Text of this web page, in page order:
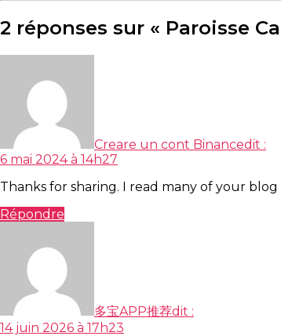
2 réponses sur « Paroisse
Creare un cont Binancedit :
6 mai 2024 à 14h27
Thanks for sharing. I read many of your
Répondre
多宝APP推荐dit :
14 juin 2026 à 17h23